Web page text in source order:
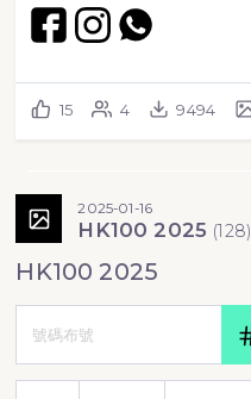
15 4 9494
2025-01-16
HK100 2025 (128)
HK100 2025